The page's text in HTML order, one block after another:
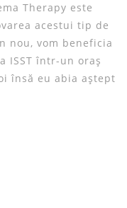
Therapy este
acestui tip de
nou, vom beneficia
ISST într-un oraș
însă eu abia aștept